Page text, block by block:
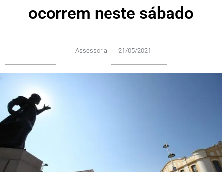
ocorrem neste sábado
Assessoria 21/05/2021